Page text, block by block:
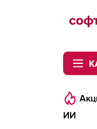
Softline
ИИ